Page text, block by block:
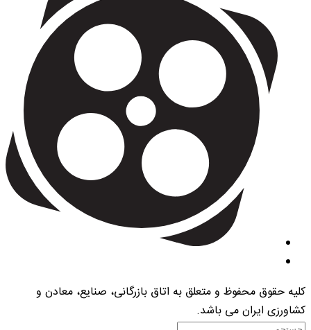
کلیه حقوق محفوظ و متعلق به اتاق بازرگانی، صنایع، معادن و
کشاورزی ایران می باشد.